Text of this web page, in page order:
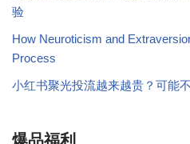
验
How Neuroticism and
Process
小红书聚光投流越来越贵？可能
爆品福利